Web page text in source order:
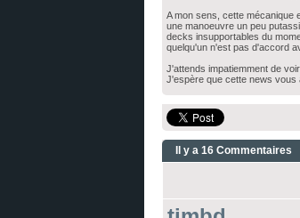
A mon sens, cette mécanique
une manoeuvre un peu
decks insupportables du
quelqu'un n'est pas d'accord
J'attends impatiemment de
J'espère que cette news vous
Il y a 16 Commentaires